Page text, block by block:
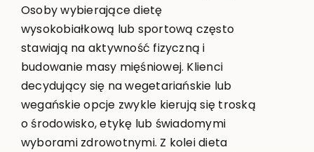
Osoby wybierające dietę
wysokobiałkową lub sportową często
stawiają na aktywność fizyczną i
budowanie masy mięśniowej. Klienci
decydujący się na wegetariańskie lub
wegańskie opcje zwykle kierują się troską
o środowisko, etykę lub świadomymi
wyborami zdrowotnymi. Z kolei dieta